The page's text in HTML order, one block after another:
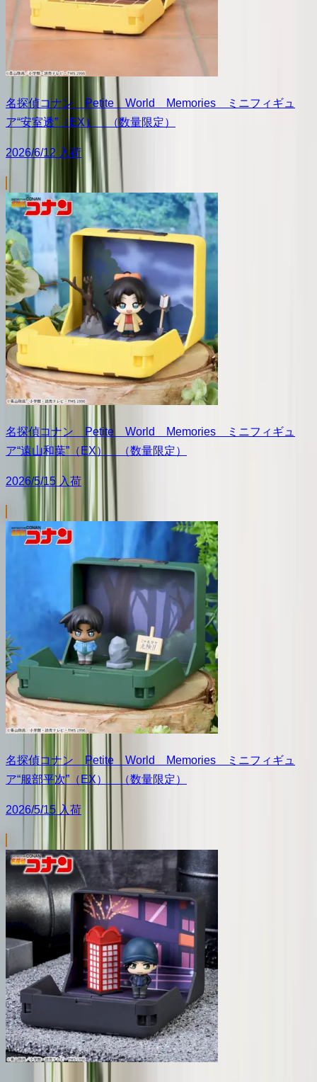
名探偵コナン Petite World Memories ミニフィギュ
ア“安室透”（EX） （数量限定）
2026/6/12 入荷
名探偵コナン Petite World Memories ミニフィギュ
ア“遠山和葉”（EX） （数量限定）
2026/5/15 入荷
名探偵コナン Petite World Memories ミニフィギュ
ア“服部平次”（EX） （数量限定）
2026/5/15 入荷